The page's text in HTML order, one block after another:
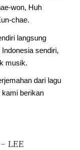
won, Huh
chae.
langsung
sendiri,
musik.
dari lagu
kami berikan
LEE